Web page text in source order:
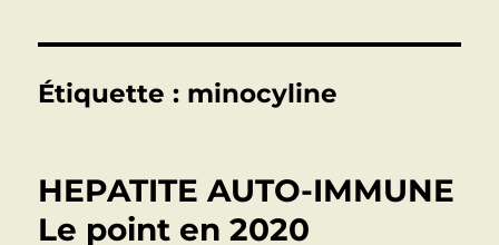
Étiquette : minocyline
HEPATITE AUTO-IMMUNE
Le point en 2020